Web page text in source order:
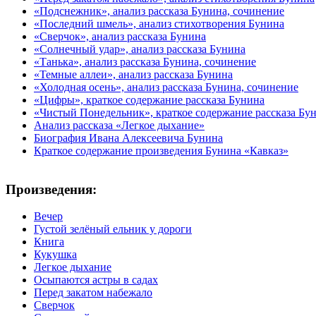
«Подснежник», анализ рассказа Бунина, сочинение
«Последний шмель», анализ стихотворения Бунина
«Сверчок», анализ рассказа Бунина
«Солнечный удар», анализ рассказа Бунина
«Танька», анализ рассказа Бунина, сочинение
«Темные аллеи», анализ рассказа Бунина
«Холодная осень», анализ рассказа Бунина, сочинение
«Цифры», краткое содержание рассказа Бунина
«Чистый Понедельник», краткое содержание рассказа
Анализ рассказа «Легкое дыхание»
Биография Ивана Алексеевича Бунина
Краткое содержание произведения Бунина «Кавказ»
Произведения:
Вечер
Густой зелёный ельник у дороги
Книга
Кукушка
Легкое дыхание
Осыпаются астры в садах
Перед закатом набежало
Сверчок